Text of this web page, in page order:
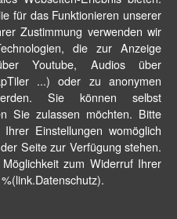
für das Funktionieren unserer
Zustimmung verwenden wir
die zur Anzeige
Youtube, Audios über
...) oder zu anonymen
Sie können selbst
Sie zulassen möchten. Bitte
Einstellungen womöglich
Seite zur Verfügung stehen.
zum Widerruf Ihrer